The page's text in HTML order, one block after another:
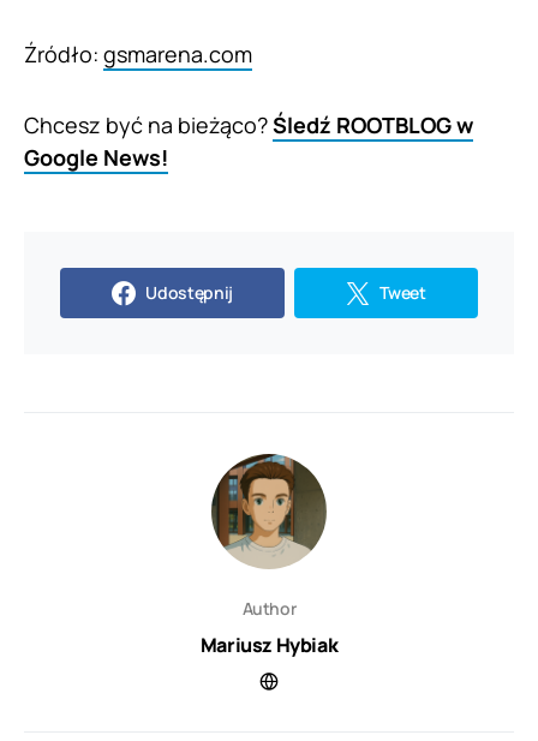
Źródło: gsmarena.com
Chcesz być na bieżąco?Śledź ROOTBLOG w
Google News!
Udostępnij Tweet
Author
Mariusz Hybiak